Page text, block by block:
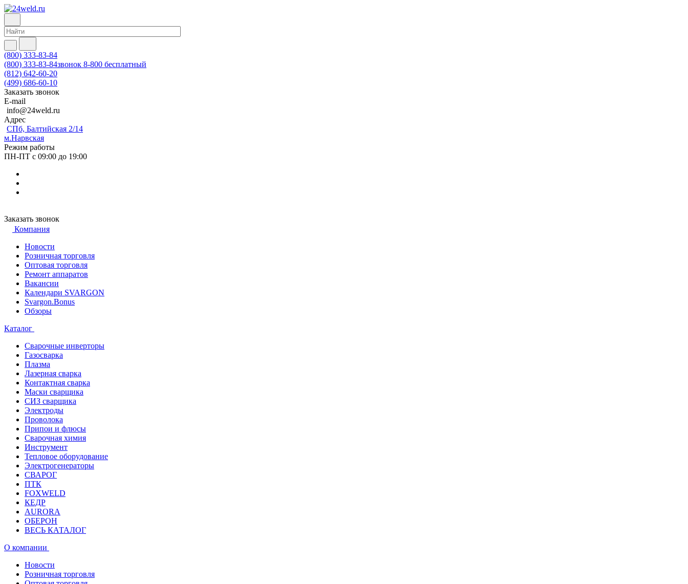
(800) 333-83-84
(800) 333-83-84звонок 8-800 бесплатный
(812) 642-60-20
(499) 686-60-10
Заказать звонок
E-mail
info@24weld.ru
Адрес
СПб, Балтийская 2/14
м.Нарвская
Режим работы
ПН-ПТ с 09:00 до 19:00
Заказать звонок
Компания
Новости
Розничная торговля
Оптовая торговля
Ремонт аппаратов
Вакансии
Календари SVARGON
Svargon.Bonus
Обзоры
Каталог
Сварочные инверторы
Газосварка
Плазма
Лазерная сварка
Контактная сварка
Маски сварщика
СИЗ сварщика
Электроды
Проволока
Припои и флюсы
Сварочная химия
Инструмент
Тепловое оборудование
Электрогенераторы
СВАРОГ
ПТК
FOXWELD
КЕДР
AURORA
ОБЕРОН
ВЕСЬ КАТАЛОГ
О компании
Новости
Розничная торговля